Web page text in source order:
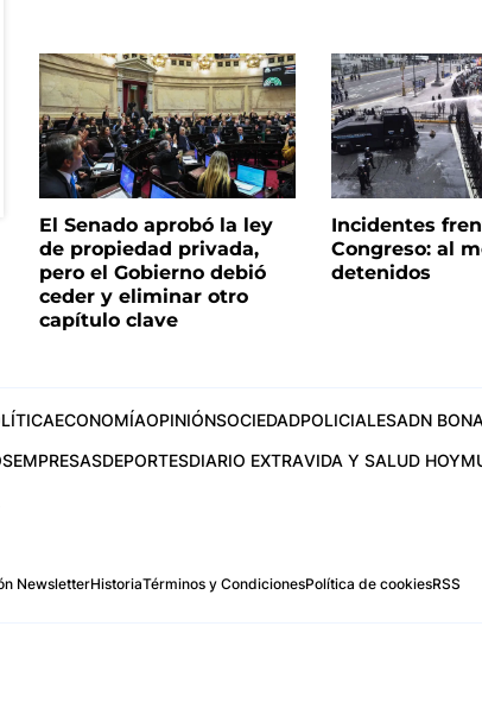
El Senado aprobó la ley
de propiedad privada,
pero el Gobierno debió
ceder y eliminar otro
capítulo clave
Incidentes
Congreso: al
detenidos
ECONOMÍAOPINIÓNSOCIEDADPOLICIALESADN
EMPRESASDEPORTESDIARIO EXTRAVIDA Y SALUD HOY
NewsletterHistoriaTérminos y CondicionesPolítica de cookiesRSS